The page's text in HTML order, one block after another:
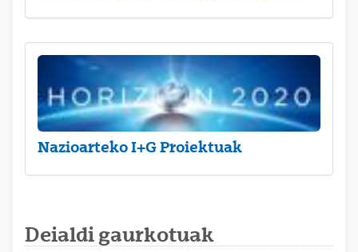
Nazioarteko I+G Proiektuak
Deialdi gaurkotuak